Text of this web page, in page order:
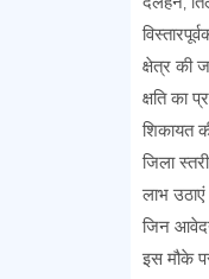
क्षेत्र की
क्षति का
शिकायत
जिला
लाभ
जिन
इस मौके